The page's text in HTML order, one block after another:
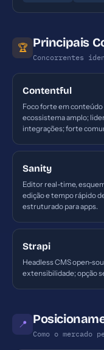
🏆 Principais
Concorrentes
Contentful
Foco forte em
ecossistema amplo;
integrações; forte
Sanity
Editor real-time,
edição e tempo rápido
estruturado para apps.
Strapi
Headless CMS open-
extensibilidade; opção
📍
Como o mercado